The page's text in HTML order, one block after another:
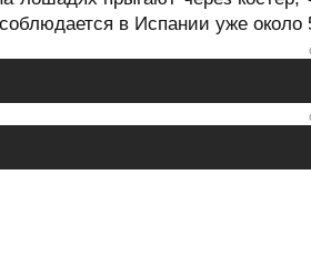
в Испании уже около